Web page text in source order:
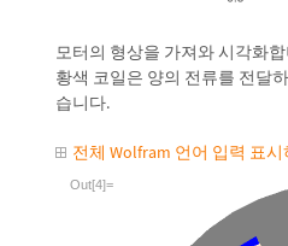
모터의 형상을 가져와 시각화
황색 코일은 양의 전류를 전달
습니다.
전체 Wolfram 언어 입력 표
Out[4]=